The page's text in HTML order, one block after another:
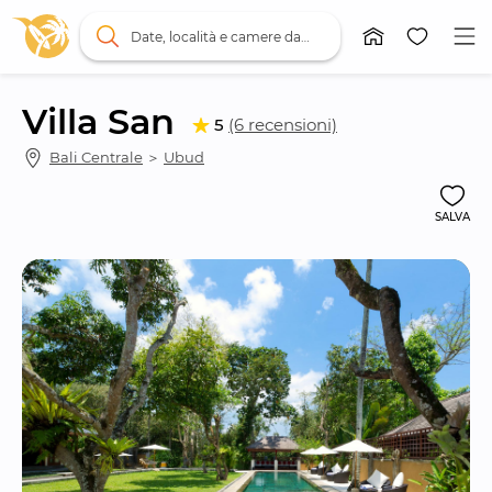
Villa San 5 (6 recensioni)
Bali Centrale ＞ Ubud
SALVA